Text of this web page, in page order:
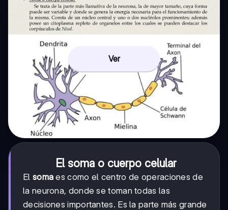
Ver
El soma o cuerpo celular
El soma es como el centro de operaciones de
la neurona, donde se toman todas las
decisiones importantes. Es la parte más grande